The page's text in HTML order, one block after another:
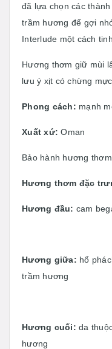
đã lựa chọn các
trầm hương để gợi
Interlude một cách tinh
Hương thơm giữ mùi
lưu ý xịt có chừng
Phong cách: mạnh
Xuất xứ: Oman
Bảo hành hương
Hương thơm đặc
Hương đầu: cam
Hương giữa: hổ
trầm hương
Hương cuối: da
hương